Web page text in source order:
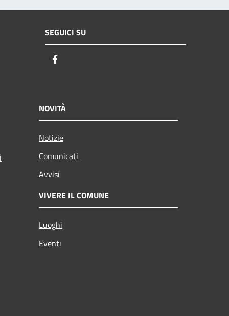
SEGUICI SU
NOVITÀ
Notizie
Comunicati
Avvisi
VIVERE IL COMUNE
Luoghi
Eventi